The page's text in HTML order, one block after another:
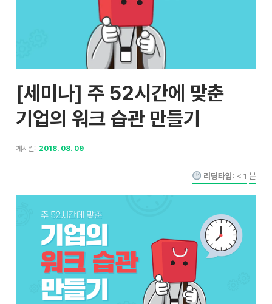
[세미나] 주 52시간에 맞춘
기업의 워크 습관 만들기
게시일: 2018. 08. 09
리딩타임: < 1 분